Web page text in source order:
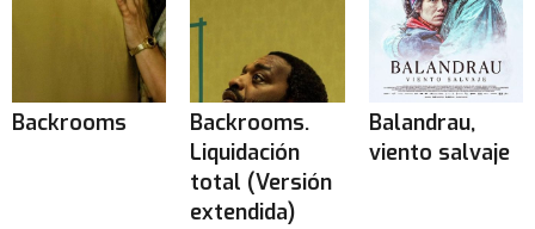
Backrooms
Backrooms.
Liquidación
total (Versión
extendida)
Balandrau,
viento salvaje